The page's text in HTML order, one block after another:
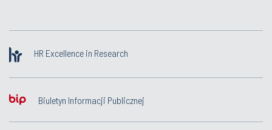
HR Excellence in Research
Biuletyn Informacji Publicznej